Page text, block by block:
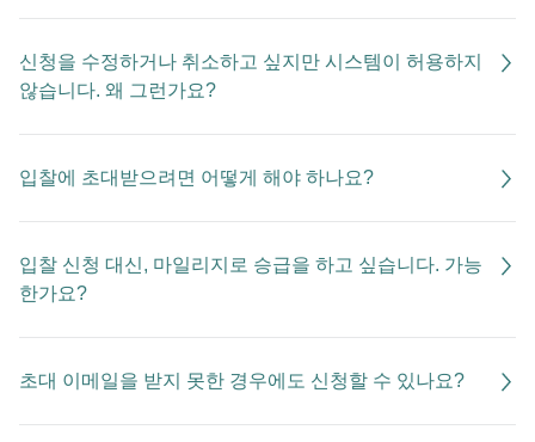
신청을 수정하거나 취소하고 싶지만 시스템이 허용하지
않습니다. 왜 그런가요?
입찰에 초대받으려면 어떻게 해야 하나요?
입찰 신청 대신, 마일리지로 승급을 하고 싶습니다. 가능
한가요?
초대 이메일을 받지 못한 경우에도 신청할 수 있나요?